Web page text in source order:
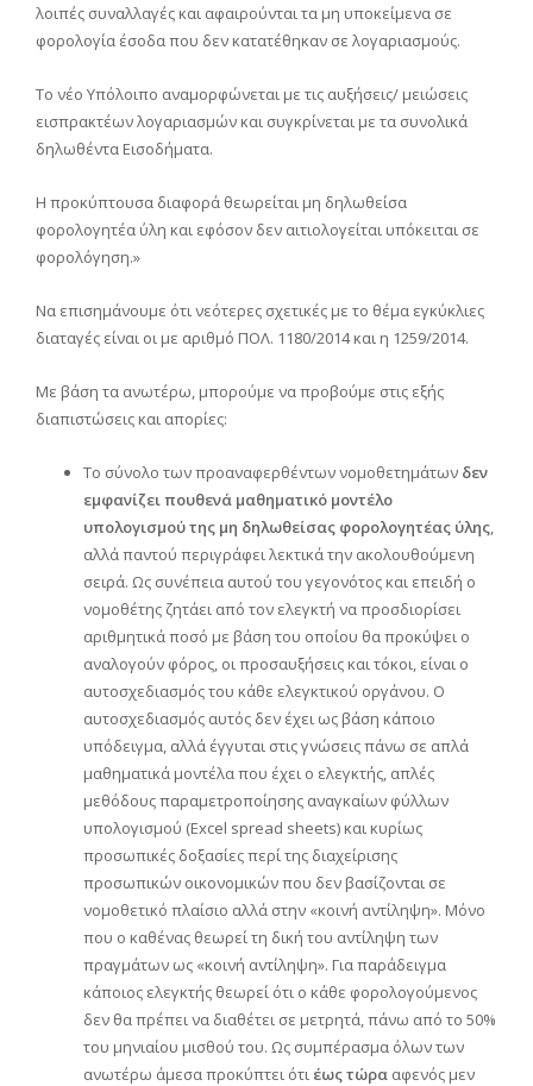
λοιπές συναλλαγές και αφαιρούνται τα μη υποκείμενα σε
φορολογία έσοδα που δεν κατατέθηκαν σε λογαριασμούς.
To νέο Υπόλοιπο αναμορφώνεται με τις αυξήσεις/ μειώσεις
εισπρακτέων λογαριασμών και συγκρίνεται με τα συνολικά
δηλωθέντα Εισοδήματα.
Η προκύπτουσα διαφορά θεωρείται μη δηλωθείσα
φορολογητέα ύλη και εφόσον δεν αιτιολογείται υπόκειται σε
φορολόγηση.»
Να επισημάνουμε ότι νεότερες σχετικές με το θέμα εγκύκλιες
διαταγές είναι οι με αριθμό ΠΟΛ. 1180/2014 και η 1259/2014.
Με βάση τα ανωτέρω, μπορούμε να προβούμε στις εξής
διαπιστώσεις και απορίες:
Το σύνολο των προαναφερθέντων νομοθετημάτων δεν
εμφανίζει πουθενά μαθηματικό μοντέλο
υπολογισμού της μη δηλωθείσας φορολογητέας ύλης,
αλλά παντού περιγράφει λεκτικά την ακολουθούμενη
σειρά. Ως συνέπεια αυτού του γεγονότος και επειδή ο
νομοθέτης ζητάει από τον ελεγκτή να προσδιορίσει
αριθμητικά ποσό με βάση του οποίου θα προκύψει ο
αναλογούν φόρος, οι προσαυξήσεις και τόκοι, είναι ο
αυτοσχεδιασμός του κάθε ελεγκτικού οργάνου. Ο
αυτοσχεδιασμός αυτός δεν έχει ως βάση κάποιο
υπόδειγμα, αλλά έγγυται στις γνώσεις πάνω σε απλά
μαθηματικά μοντέλα που έχει ο ελεγκτής, απλές
μεθόδους παραμετροποίησης αναγκαίων φύλλων
υπολογισμού (Excel spread sheets) και κυρίως
προσωπικές δοξασίες περί της διαχείρισης
προσωπικών οικονομικών που δεν βασίζονται σε
νομοθετικό πλαίσιο αλλά στην «κοινή αντίληψη». Μόνο
που ο καθένας θεωρεί τη δική του αντίληψη των
πραγμάτων ως «κοινή αντίληψη». Για παράδειγμα
κάποιος ελεγκτής θεωρεί ότι ο κάθε φορολογούμενος
δεν θα πρέπει να διαθέτει σε μετρητά, πάνω από το 50%
του μηνιαίου μισθού του. Ως συμπέρασμα όλων των
ανωτέρω άμεσα προκύπτει ότι έως τώρα αφενός μεν